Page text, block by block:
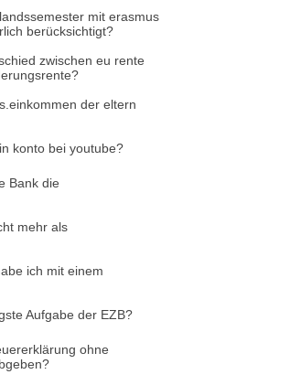
mit erasmus
berücksichtigt?
zwischen eu rente
der eltern
konto bei youtube?
Bank die
mehr als
ich mit einem
Aufgabe der EZB?
ohne